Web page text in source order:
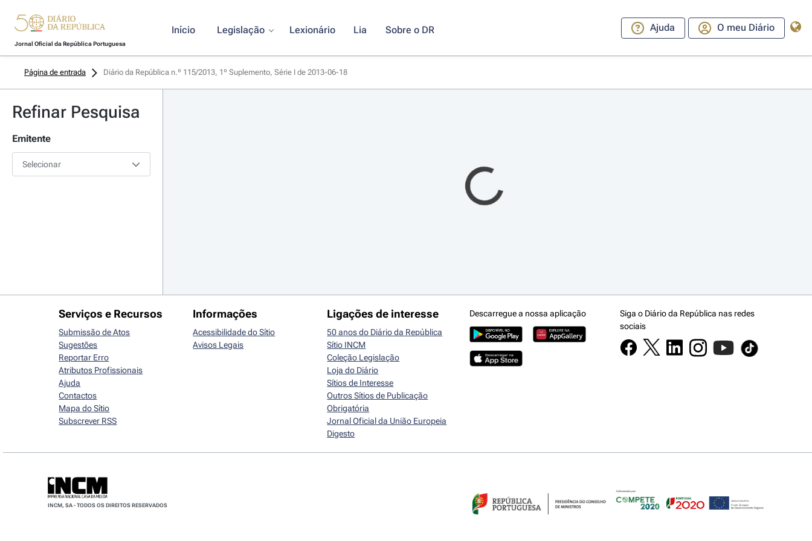
Jornal Oficial da República Portuguesa
Início Legislação Lexionário Lia Sobre o DR Ajuda O meu Diário
Página de entrada Diário da República n.º 115/2013, 1º Suplemento, Série I de 2013-06-18
Refinar Pesquisa
Emitente
Selecionar
Serviços e Recursos
Submissão de Atos
Sugestões
Reportar Erro
Atributos Profissionais
Ajuda
Contactos
Mapa do Sítio
Subscrever RSS
Informações
Acessibilidade do Sítio
Avisos Legais
Ligações de interesse
50 anos do Diário da República
Sítio INCM
Coleção Legislação
Loja do Diário
Sítios de Interesse
Outros Sítios de Publicação
Obrigatória
Jornal Oficial da União Europeia
Digesto
Descarregue a nossa aplicação
Siga o Diário da República nas redes
sociais
INCM, SA - TODOS OS DIREITOS RESERVADOS